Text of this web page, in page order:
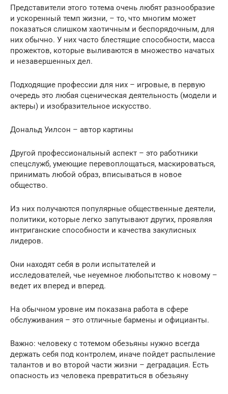
Представители этого тотема очень любят разнообразие
и ускоренный темп жизни, – то, что многим может
показаться слишком хаотичным и беспорядочным, для
них обычно. У них часто блестящие способности, масса
прожектов, которые выливаются в множество начатых
и незавершенных дел.
Подходящие профессии для них – игровые, в первую
очередь это любая сценическая деятельность (модели и
актеры) и изобразительное искусство.
Дональд Уилсон – автор картины
Другой профессиональный аспект – это работники
спецслужб, умеющие перевоплощаться, маскироваться,
принимать любой образ, вписываться в новое
общество.
Из них получаются популярные общественные деятели,
политики, которые легко запутывают других, проявляя
интриганские способности и качества закулисных
лидеров.
Они находят себя в роли испытателей и
исследователей, чье неуемное любопытство к новому –
ведет их вперед и вперед.
На обычном уровне им показана работа в сфере
обслуживания – это отличные бармены и официанты.
Важно: человеку с тотемом обезьяны нужно всегда
держать себя под контролем, иначе пойдет распыление
талантов и во второй части жизни – деградация. Есть
опасность из человека превратиться в обезьяну